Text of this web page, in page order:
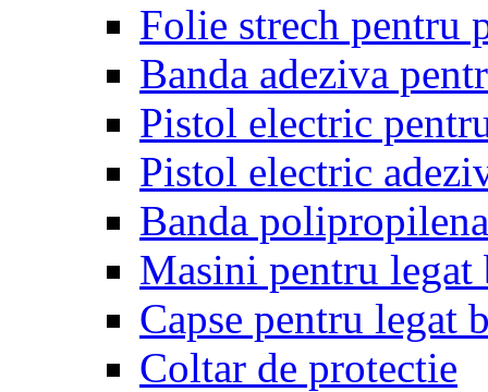
Folie strech pentru
Banda adeziva
Pistol electric
Pistol electric
Banda
Masini pentru
Capse pentru legat
Coltar de protectie